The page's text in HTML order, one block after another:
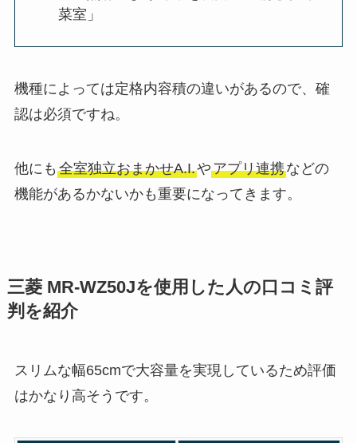
菜室」
機種によっては定格内容積の違いがあるので、確
認は必須ですね。
他にも 全室独立おまかせA.I.やアプリ連携などの
機能があるかないかも重要になってきます。
三菱 MR-WZ50Jを使用した人の口コミ評
判を紹介
スリムな幅65cmで大容量を実現しているため評価
はかなり高そうです。